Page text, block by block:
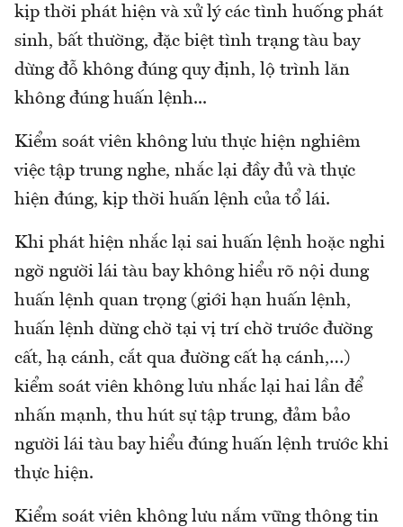
kịp thời phát hiện và xử lý các tình huống phát
sinh, bất thường, đặc biệt tình trạng tàu bay
dừng đỗ không đúng quy định, lộ trình lăn
không đúng huấn lệnh...
Kiểm soát viên không lưu thực hiện nghiêm
việc tập trung nghe, nhắc lại đầy đủ và thực
hiện đúng, kịp thời huấn lệnh của tổ lái.
Khi phát hiện nhắc lại sai huấn lệnh hoặc nghi
ngờ người lái tàu bay không hiểu rõ nội dung
huấn lệnh quan trọng (giới hạn huấn lệnh,
huấn lệnh dừng chờ tại vị trí chờ trước đường
cất, hạ cánh, cắt qua đường cất hạ cánh,…)
kiểm soát viên không lưu nhắc lại hai lần để
nhấn mạnh, thu hút sự tập trung, đảm bảo
người lái tàu bay hiểu đúng huấn lệnh trước khi
thực hiện.
Kiểm soát viên không lưu nắm vững thông tin